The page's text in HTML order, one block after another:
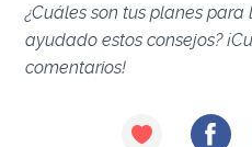
¿Cuáles son tus planes para
ayudado estos consejos?
comentarios!